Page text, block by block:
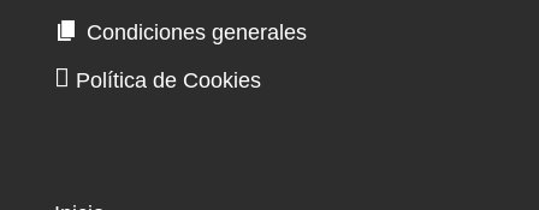
Condiciones generales
Política de Cookies